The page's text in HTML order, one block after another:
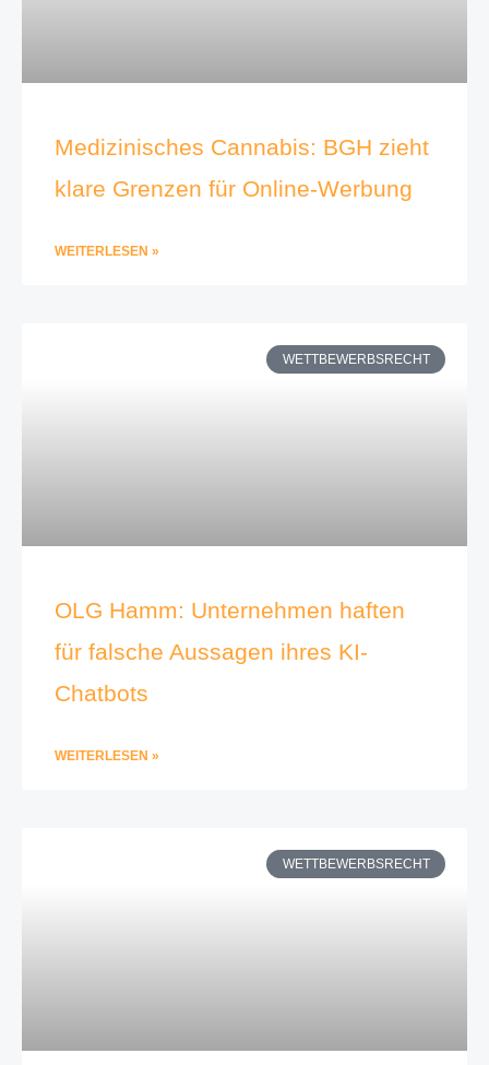
Medizinisches Cannabis: BGH zieht
klare Grenzen für Online-Werbung
WEITERLESEN »
WETTBEWERBSRECHT
OLG Hamm: Unternehmen haften
für falsche Aussagen ihres KI-
Chatbots
WEITERLESEN »
WETTBEWERBSRECHT